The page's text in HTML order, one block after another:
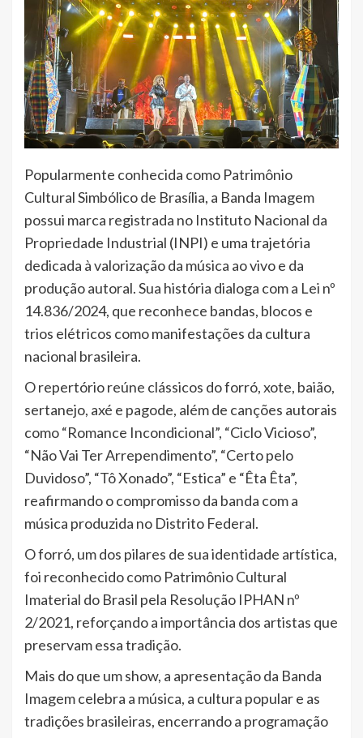
Popularmente conhecida como Patrimônio
Cultural Simbólico de Brasília, a Banda Imagem
possui marca registrada no Instituto Nacional da
Propriedade Industrial (INPI) e uma trajetória
dedicada à valorização da música ao vivo e da
produção autoral. Sua história dialoga com a Lei nº
14.836/2024, que reconhece bandas, blocos e
trios elétricos como manifestações da cultura
nacional brasileira.
O repertório reúne clássicos do forró, xote, baião,
sertanejo, axé e pagode, além de canções autorais
como “Romance Incondicional”, “Ciclo Vicioso”,
“Não Vai Ter Arrependimento”, “Certo pelo
Duvidoso”, “Tô Xonado”, “Estica” e “Êta Êta”,
reafirmando o compromisso da banda com a
música produzida no Distrito Federal.
O forró, um dos pilares de sua identidade artística,
foi reconhecido como Patrimônio Cultural
Imaterial do Brasil pela Resolução IPHAN nº
2/2021, reforçando a importância dos artistas que
preservam essa tradição.
Mais do que um show, a apresentação da Banda
Imagem celebra a música, a cultura popular e as
tradições brasileiras, encerrando a programação